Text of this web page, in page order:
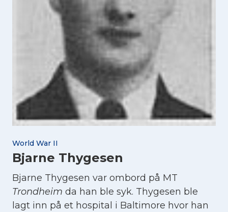
World War II
Bjarne Thygesen
Bjarne Thygesen var ombord på MT
Trondheim da han ble syk. Thygesen ble
lagt inn på et hospital i Baltimore hvor han